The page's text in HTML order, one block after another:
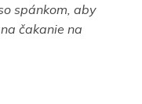
spánkom, aby
čakanie na